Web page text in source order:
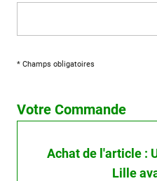
* Champs obligatoires
Votre Commande
Achat de l'article :
Lille